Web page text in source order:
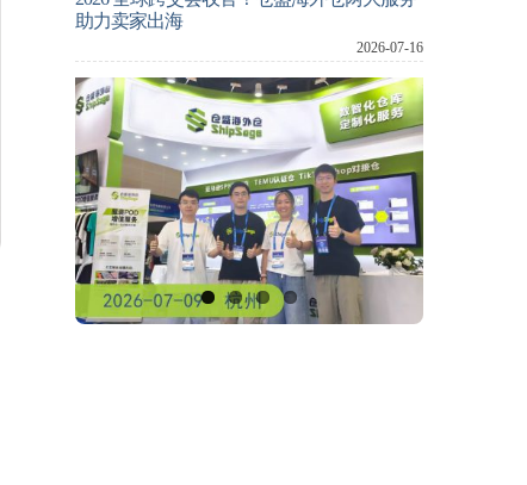
助力卖家出海
2026-07-16